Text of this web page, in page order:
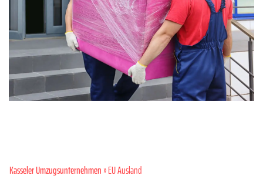
Kasseler Umzugsunternehmen» EU Ausland